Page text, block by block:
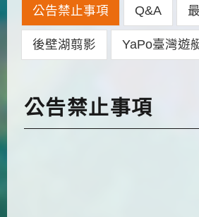
公告禁止事項 Q&A
後壁湖翦影 YaPo臺灣遊
公告禁止事項